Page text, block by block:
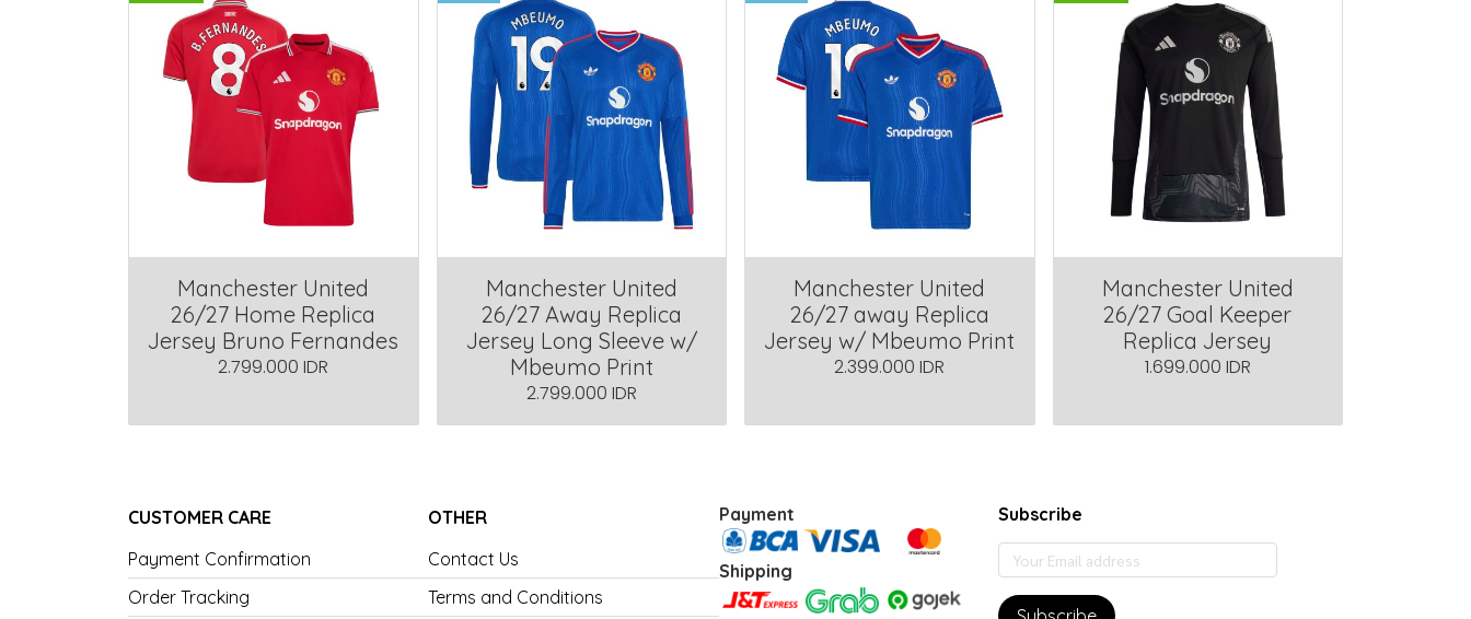
Manchester United
26/27 Home Replica
Jersey Bruno Fernandes
2.799.000 IDR
Manchester United
26/27 Away Replica
Jersey Long Sleeve w/
Mbeumo Print
2.799.000 IDR
Manchester United
26/27 away Replica
Jersey w/ Mbeumo Print
2.399.000 IDR
Manchester United
26/27 Goal Keeper
Replica Jersey
1.699.000 IDR
CUSTOMER CARE
Payment Confirmation
Order Tracking
OTHER
Contact Us
Terms and Conditions
Payment
Shipping
Subscribe